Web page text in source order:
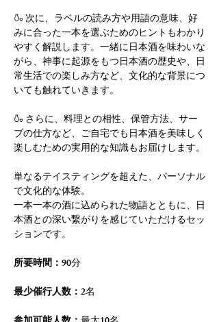
🍶 次に、ラベルの読み方や用語の意味、好
みに合った一本を選ぶためのヒントもわかり
やすく解説します。一緒に日本酒を味わいな
がら、神事に起源をもつ日本酒の歴史や、日
常生活での楽しみ方など、文化的な背景につ
いても触れていきます。
🍶 さらに、料理との相性、保管方法、サー
ブの仕方など、ご自宅でも日本酒を美味しく
楽しむための実用的な知識もお届けします。
単なるテイスティングを超えた、パーソナル
で文化的な体験。
一本一本の酒に込められた物語とともに、日
本酒との深い繋がりを感じていただけるセッ
ションです。
所要時間： 90分
最少催行人数： 2名